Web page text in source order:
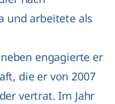
und arbeitete als
engagierte er
die er von 2007
vertrat. Im Jahr